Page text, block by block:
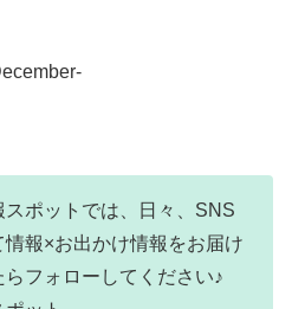
ポットでは、日々、SNS
報×お出かけ情報をお届け
フォローしてください♪